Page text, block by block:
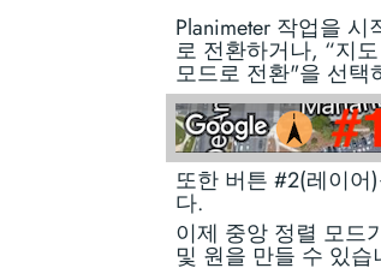
Planimeter 작업을
로 전환하거나, “지
모드로 전환"을 선택
또한 버튼 #2(레이어
다.
이제 중앙 정렬 모드
및 원을 만들 수 있습